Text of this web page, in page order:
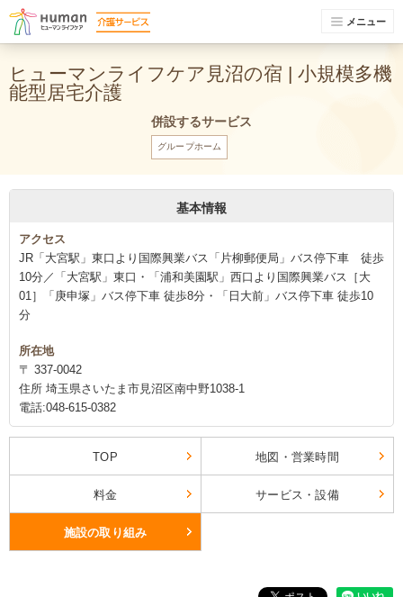
メニュー
ヒューマンライフケア見沼の宿 | 小規模多機
能型居宅介護
併設するサービス
グループホーム
基本情報
アクセス
JR「大宮駅」東口より国際興業バス「片柳郵便局」バス停下車 徒歩
10分／「大宮駅」東口・「浦和美園駅」西口より国際興業バス［大
01］「庚申塚」バス停下車 徒歩8分・「日大前」バス停下車 徒歩10
分
所在地
〒 337-0042
住所 埼玉県さいたま市見沼区南中野1038-1
電話:048-615-0382
TOP 地図・営業時間
料金 サービス・設備
施設の取り組み